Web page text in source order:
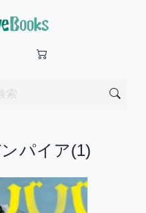
パイア(1)